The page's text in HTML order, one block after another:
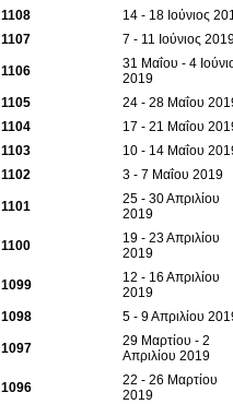
1108
14 - 18 Ιούνιος
1107 7 - 11 Ιούνιος
1106
31 Μαΐου - 4
2019
1105
24 - 28 Μαΐου
1104
17 - 21 Μαΐου
1103
10 - 14 Μαΐου
1102 3 - 7 Μαΐου 2019
1101
25 - 30 Απριλίου
2019
1100
19 - 23 Απριλίου
2019
1099
12 - 16 Απριλίου
2019
1098 5 - 9 Απριλίου
1097
29 Μαρτίου - 2
Απριλίου 2019
1096
22 - 26 Μαρτίου
2019